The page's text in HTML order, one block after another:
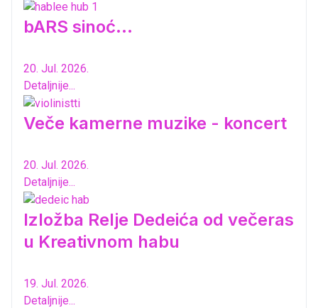
bARS sinoć...
20. Jul. 2026.
Detaljnije...
Veče kamerne muzike - koncert
20. Jul. 2026.
Detaljnije...
Izložba Relje Dedeića od večeras
u Kreativnom habu
19. Jul. 2026.
Detaljnije...